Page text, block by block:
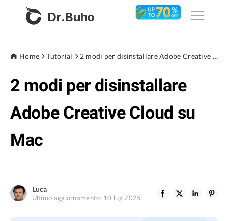
Dr.Buho
Prodotti
BuhoCleaner
BuhoRepair
BuhoLaunchpad
Negozio
Blog
Home Tutorial 2 modi per disinstallare Adobe Creative Cloud su Mac
2 modi per disinstallare
Adobe Creative Cloud su
Mac
Luca
Ultimo aggiornamento: 10 lug 2025